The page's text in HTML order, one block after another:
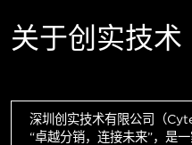
关于创实技术
深圳创实技术有限公司（
“卓越分销，连接未来”，是